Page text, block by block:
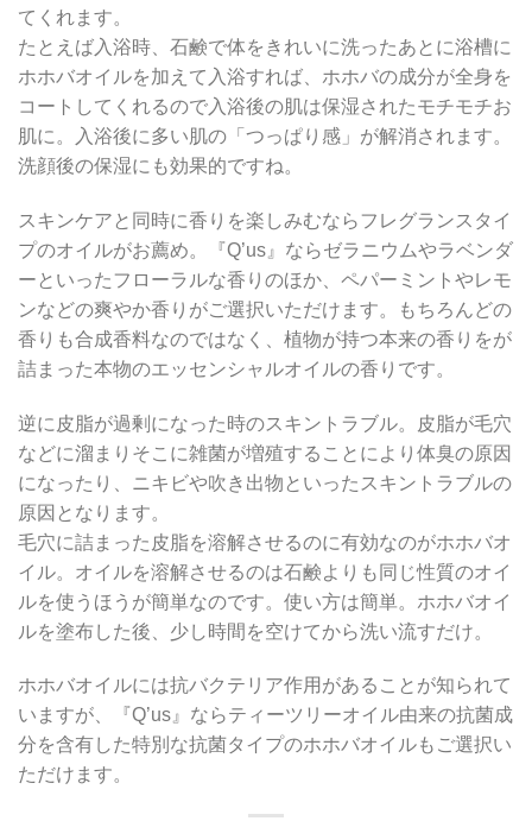
てくれます。
たとえば入浴時、石鹸で体をきれいに洗ったあとに浴槽に
ホホバオイルを加えて入浴すれば、ホホバの成分が全身を
コートしてくれるので入浴後の肌は保湿されたモチモチお
肌に。入浴後に多い肌の「つっぱり感」が解消されます。
洗顔後の保湿にも効果的ですね。
スキンケアと同時に香りを楽しみむならフレグランスタイ
プのオイルがお薦め。『Q’us』ならゼラニウムやラベンダ
ーといったフローラルな香りのほか、ペパーミントやレモ
ンなどの爽やか香りがご選択いただけます。もちろんどの
香りも合成香料なのではなく、植物が持つ本来の香りをが
詰まった本物のエッセンシャルオイルの香りです。
逆に皮脂が過剰になった時のスキントラブル。皮脂が毛穴
などに溜まりそこに雑菌が増殖することにより体臭の原因
になったり、ニキビや吹き出物といったスキントラブルの
原因となります。
毛穴に詰まった皮脂を溶解させるのに有効なのがホホバオ
イル。オイルを溶解させるのは石鹸よりも同じ性質のオイ
ルを使うほうが簡単なのです。使い方は簡単。ホホバオイ
ルを塗布した後、少し時間を空けてから洗い流すだけ。
ホホバオイルには抗バクテリア作用があることが知られて
いますが、『Q’us』ならティーツリーオイル由来の抗菌成
分を含有した特別な抗菌タイプのホホバオイルもご選択い
ただけます。